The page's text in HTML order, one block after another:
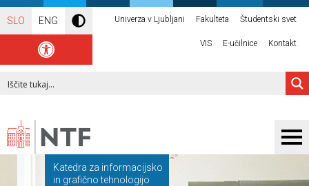
SLO ENG Univerza v Ljubljani Fakulteta Študentski svet
VIS E-učilnice Kontakt
Katedra za informacijsko
in grafično tehnologijo